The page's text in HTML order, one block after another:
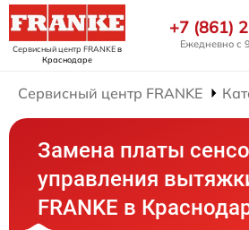
Сервисный центр FRANKEв
Краснодаре
+7 (861)
Ежедневно с
Сервисный центр FRANKE
Замена платы
управления
FRANKE в